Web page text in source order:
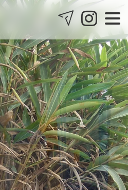
06-6476-9711